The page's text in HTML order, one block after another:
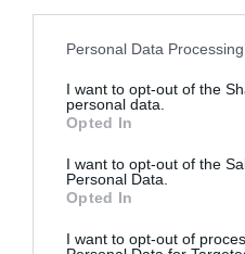
Please note that this website/
not limited to your visit or
grant or deny consent to
use your data for below
consent section.
Personal Data
I want to opt-out of the
personal data.
Opted In
I want to opt-out of the
Personal Data.
Opted In
I want to opt-out of
307 66 170
1 h 41 min